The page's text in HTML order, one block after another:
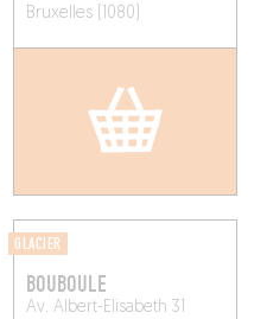
Bruxelles (1080)
GLACIER
BOUBOULE
Av. Albert-Elisabeth 31